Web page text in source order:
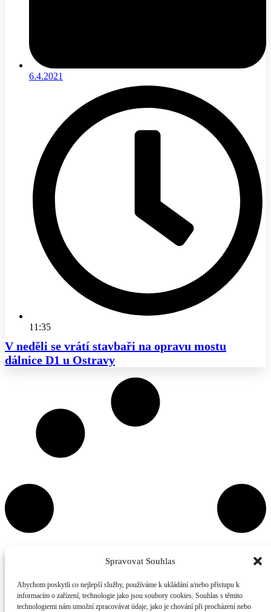
Spravovat Souhlas
Abychom poskytli co nejlepší služby, používáme k ukládání a/nebo přístupu k
informacím o zařízení, technologie jako jsou soubory cookies. Souhlas s těmito
technologiemi nám umožní zpracovávat údaje, jako je chování při procházení nebo
6.4.2021
11:35
V neděli se vrátí stavbaři na opravu mostu
dálnice D1 u Ostravy